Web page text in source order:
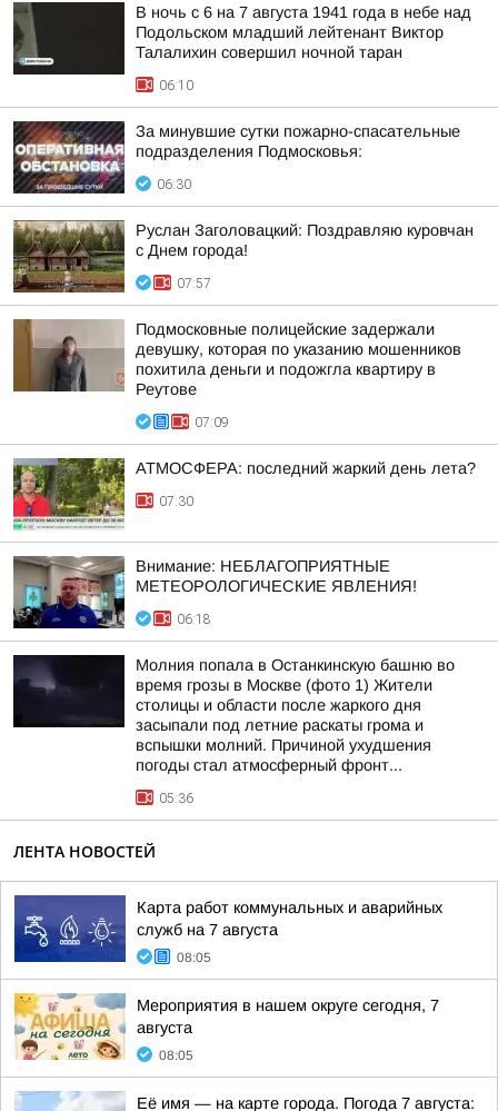
В ночь с 6 на 7 августа 1941 года в небе над
Подольском младший лейтенант Виктор
Талалихин совершил ночной таран
06:10
За минувшие сутки пожарно-спасательные
подразделения Подмосковья:
06:30
Руслан Заголовацкий: Поздравляю куровчан
с Днем города!
07:57
Подмосковные полицейские задержали
девушку, которая по указанию мошенников
похитила деньги и подожгла квартиру в
Реутове
07:09
АТМОСФЕРА: последний жаркий день лета?
07:30
Внимание: НЕБЛАГОПРИЯТНЫЕ
МЕТЕОРОЛОГИЧЕСКИЕ ЯВЛЕНИЯ!
06:18
Молния попала в Останкинскую башню во
время грозы в Москве (фото 1) Жители
столицы и области после жаркого дня
засыпали под летние раскаты грома и
вспышки молний. Причиной ухудшения
погоды стал атмосферный фронт...
05:36
ЛЕНТА НОВОСТЕЙ
Карта работ коммунальных и аварийных
служб на 7 августа
08:05
Мероприятия в нашем округе сегодня, 7
августа
08:05
Её имя — на карте города. Погода 7 августа: